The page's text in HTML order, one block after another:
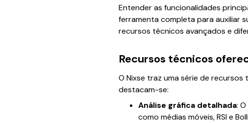
Entender as funcionalidades
ferramenta completa para auxiliar
recursos técnicos avançados e
Recursos técnicos
O Nixse traz uma série de
destacam-se:
Análise gráfica detalhada:
como médias móveis, RSI e